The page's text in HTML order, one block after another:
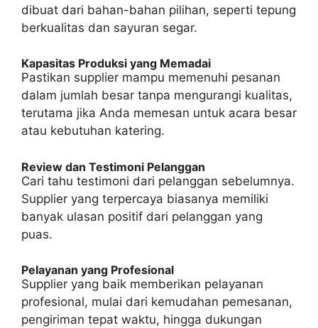
dibuat dari bahan-bahan pilihan, seperti tepung
berkualitas dan sayuran segar.
Kapasitas Produksi yang Memadai
Pastikan supplier mampu memenuhi pesanan
dalam jumlah besar tanpa mengurangi kualitas,
terutama jika Anda memesan untuk acara besar
atau kebutuhan katering.
Review dan Testimoni Pelanggan
Cari tahu testimoni dari pelanggan sebelumnya.
Supplier yang terpercaya biasanya memiliki
banyak ulasan positif dari pelanggan yang
puas.
Pelayanan yang Profesional
Supplier yang baik memberikan pelayanan
profesional, mulai dari kemudahan pemesanan,
pengiriman tepat waktu, hingga dukungan